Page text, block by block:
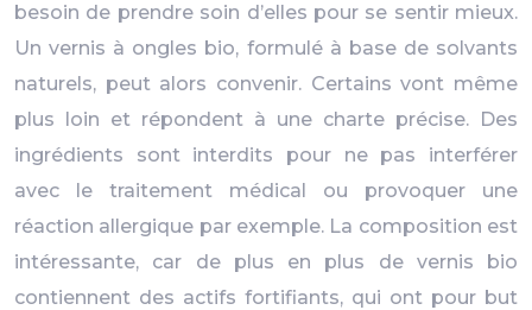
besoin de prendre soin d’elles pour se sentir mieux.
Un vernis à ongles bio, formulé à base de solvants
naturels, peut alors convenir. Certains vont même
plus loin et répondent à une charte précise. Des
ingrédients sont interdits pour ne pas interférer
avec le traitement médical ou provoquer une
réaction allergique par exemple. La composition est
intéressante, car de plus en plus de vernis bio
contiennent des actifs fortifiants, qui ont pour but